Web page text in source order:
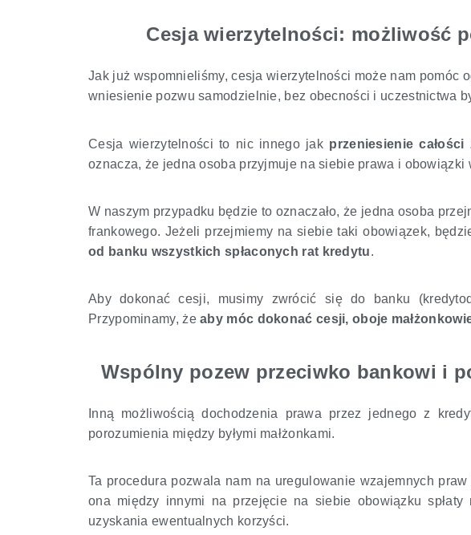
Cesja wierzytelności: możliwość
Jak już wspomnieliśmy, cesja wierzytelności może nam pomóc
wniesienie pozwu samodzielnie, bez obecności i uczestnictwa
Cesja wierzytelności to nic innego jak przeniesienie
oznacza, że jedna osoba przyjmuje na siebie prawa i obowiązki
W naszym przypadku będzie to oznaczało, że jedna osoba
frankowego. Jeżeli przejmiemy na siebie taki obowiązek,
od banku wszystkich spłaconych rat kredytu.
Aby dokonać cesji, musimy zwrócić się do banku
Przypominamy, żeaby móc dokonać cesji, oboje
Wspólny pozew przeciwko bankowi i
Inną możliwością dochodzenia prawa przez jednego z
porozumienia między byłymi małżonkami.
Ta procedura pozwala nam na uregulowanie wzajemnych
ona między innymi na przejęcie na siebie obowiązku
uzyskania ewentualnych korzyści.